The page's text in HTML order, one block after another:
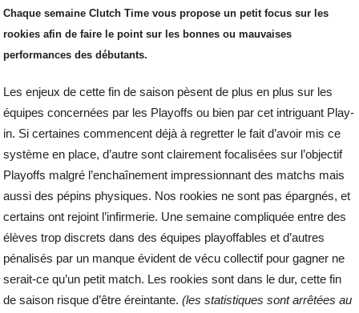
Chaque semaine Clutch Time vous propose un petit focus sur les
rookies afin de faire le point sur les bonnes ou mauvaises
performances des débutants.
Les enjeux de cette fin de saison pèsent de plus en plus sur les
équipes concernées par les Playoffs ou bien par cet intriguant Play-
in. Si certaines commencent déjà à regretter le fait d’avoir mis ce
système en place, d’autre sont clairement focalisées sur l’objectif
Playoffs malgré l’enchaînement impressionnant des matchs mais
aussi des pépins physiques. Nos rookies ne sont pas épargnés, et
certains ont rejoint l’infirmerie. Une semaine compliquée entre des
élèves trop discrets dans des équipes playoffables et d’autres
pénalisés par un manque évident de vécu collectif pour gagner ne
serait-ce qu’un petit match. Les rookies sont dans le dur, cette fin
de saison risque d’être éreintante.(les statistiques sont arrêtées au